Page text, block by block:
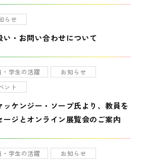
らせ
・お問い合わせについて
・学生の活躍
お知らせ
ント
ケンジー・ソープ氏より、教員を
ージとオンライン展覧会のご案内
・学生の活躍 お知らせ